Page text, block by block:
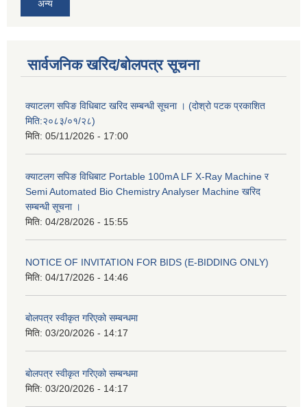
अन्य
सार्वजनिक खरिद/बोलपत्र सूचना
क्याटलग सपिङ विधिबाट खरिद सम्बन्धी सूचना । (दोश्रो पटक प्रकाशित
मिति:२०८३/०१/२८)
मिति: 05/11/2026 - 17:00
क्याटलग सपिङ विधिबाट Portable 100mA LF X-Ray Machine र
Semi Automated Bio Chemistry Analyser Machine खरिद
सम्बन्धी सूचना ।
मिति: 04/28/2026 - 15:55
NOTICE OF INVITATION FOR BIDS (E-BIDDING ONLY)
मिति: 04/17/2026 - 14:46
बोलपत्र स्वीकृत गरिएको सम्बन्धमा
मिति: 03/20/2026 - 14:17
बोलपत्र स्वीकृत गरिएको सम्बन्धमा
मिति: 03/20/2026 - 14:17